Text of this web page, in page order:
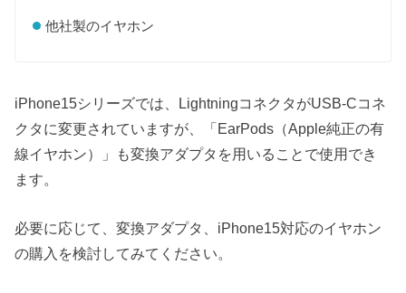
他社製のイヤホン
iPhone15シリーズでは、LightningコネクタがUSB-Cコネ
クタに変更されていますが、「EarPods（Apple純正の有
線イヤホン）」も変換アダプタを用いることで使用でき
ます。
必要に応じて、変換アダプタ、iPhone15対応のイヤホン
の購入を検討してみてください。